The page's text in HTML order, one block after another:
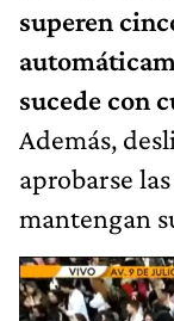
superen
sucede con
Además,
aprobarse
mantengan